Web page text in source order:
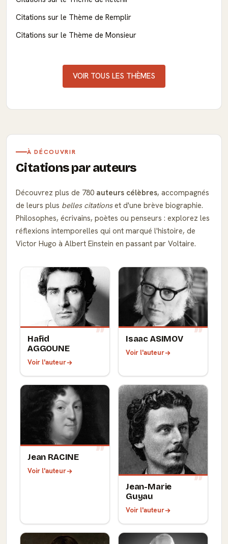
Citations sur le Thème de Remplir
Citations sur le Thème de Monsieur
VOIR TOUS LES THÈMES
À DÉCOUVRIR
Citations par auteurs
Découvrez plus de 780 auteurs célèbres, accompagnés
de leurs plus belles citationset d'une brève biographie.
Philosophes, écrivains, poètes ou penseurs : explorez les
réflexions intemporelles qui ont marqué l'histoire, de
Victor Hugo à Albert Einstein en passant par Voltaire.
Hafid
AGGOUNE
Voir l'auteur
Isaac ASIMOV
Voir l'auteur
Jean RACINE
Voir l'auteur
Jean-Marie
Guyau
Voir l'auteur